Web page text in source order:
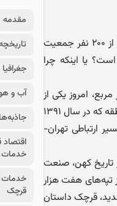
آیا تا به حال فکر کرده‌اید شهری که تنها چند دهه پیش روستایی کوچک با کمتر از ۲۰۰ نفر جمعیت
یا اینکه چرا
هزار نفر جمعیت و مساحتی حدود ۹۰ کیلومتر مربع، امروز یکی از
قطب‌های مهم اقتصادی و جمعیتی جنوب شرق تهران محسوب می‌شود. این منطقه که در سال ۱۳۹۱
ارتباطی تهران-
تاریخ کهن، صنعت
تپه‌های هفت هزار
قرچک داستان
مقدمه
آب و
خدمات
خدمات
قرچک